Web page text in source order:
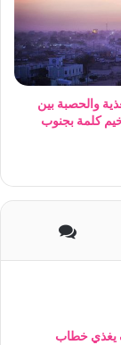
والحصبة بين
كلمة بجنوب
يغذي خطاب